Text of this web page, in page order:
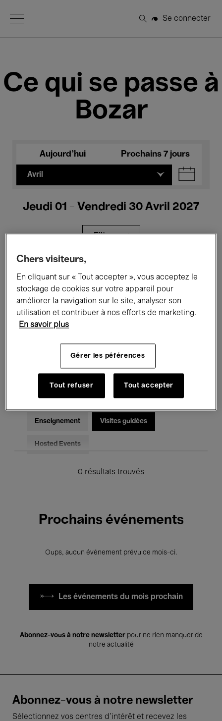
Open Menu
Rechercher
Se connecter
Ce qui se passe à
Bozar
Aujourd'hui Prochains 7 jours
Avril
Jeudi 01 - Vendredi 30 Avril 2027
Filtres
Expositions Films Performances
Rencontres & Débats Jazz
Musique électronique
Pour tous Kids’ Palace
Enseignement Visites guidées
Hosted Events
0 résultats trouvés
Prochains événements
Oups, aucun événement prévu ce mois-ci.
Les événements du mois prochain
Abonnez-vous à notre newsletterpour ne rien manquer de
notre actualité
Abonnez-vous à notre newsletter
Sélectionnez vos centres d'intérêt et recevez les
Chers visiteurs,
En cliquant sur « Tout accepter », vous acceptez le
stockage de cookies sur votre appareil pour
améliorer la navigation sur le site, analyser son
utilisation et contribuer à nos efforts de marketing.
En savoir plus
Gérer les péférences
Tout refuser Tout accepter